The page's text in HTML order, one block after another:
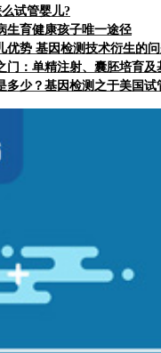
试管婴儿?
生育健康孩子唯一途径
优势 基因检测技术衍生的
门：单精注射、囊胚培育及
多少？基因检测之于美国试